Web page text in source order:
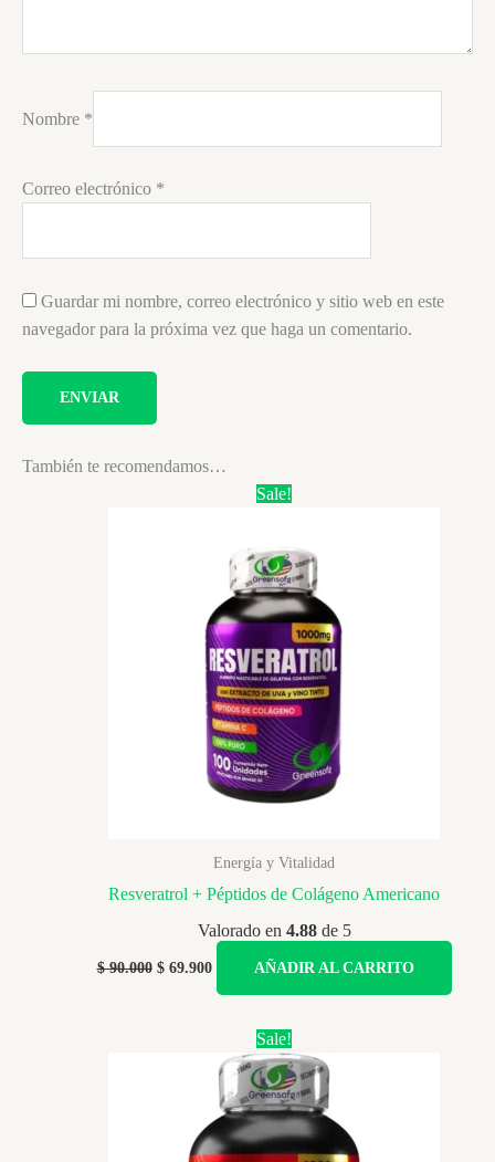
Nombre *
Correo electrónico *
Guardar mi nombre, correo electrónico y sitio web en este
navegador para la próxima vez que haga un comentario.
También te recomendamos…
Sale!
Energía y Vitalidad
Resveratrol + Péptidos de Colágeno Americano
Valorado en 4.88de 5
$90.000 Original
$69.900CurrentAÑADIR AL CARRITO
Sale!